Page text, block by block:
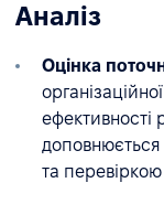
Аналіз
Оцінка
доповнюється
та перевіркою